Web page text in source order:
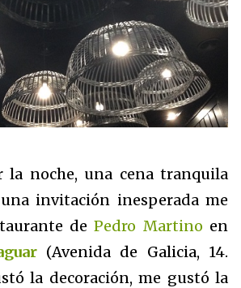
la noche, una cena tranquila
invitación inesperada me
dePedro Martino en
(Avenida de Galicia, 14.
la decoración, me gustó la